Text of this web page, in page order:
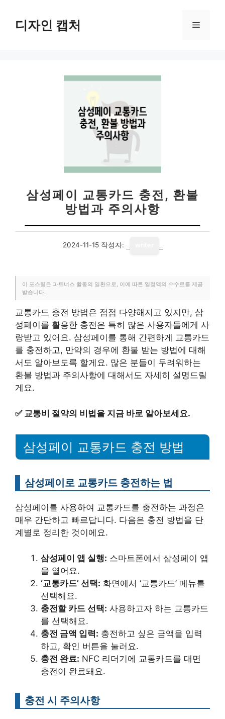
디자인 캡처 메
삼성페이 교통카드 충전, 환불
방법과 주의사항
2024-11-15 작성자:
이 포스팅은 파트너스 활동의 일환으로, 이에 따른 일정액의 수수료를 제공
받습니다.
교통카드 충전 방법은 점점 다양해지고 있지만, 삼
성페이를 활용한 충전은 특히 많은 사용자들에게 사
랑받고 있어요. 삼성페이를 통해 간편하게 교통카드
를 충전하고, 만약의 경우에 환불 받는 방법에 대해
서도 알아보도록 할게요. 많은 분들이 두려워하는
환불 방법과 주의사항에 대해서도 자세히 설명드릴
게요.
✅ 교통비 절약의 비법을 지금 바로 알아보세요.
삼성페이 교통카드 충전 방법
삼성페이로 교통카드 충전하는 법
삼성페이를 사용하여 교통카드를 충전하는 과정은
매우 간단하고 빠르답니다. 다음은 충전 방법을 단
계별로 정리한 것이에요.
삼성페이 앱 실행: 스마트폰에서 삼성페이 앱
을 열어요.
‘교통카드’ 선택: 화면에서 ‘교통카드’ 메뉴를
선택해요.
충전할 카드 선택: 사용하고자 하는 교통카드
를 선택해요.
충전 금액 입력: 충전하고 싶은 금액을 입력
하고, 확인 버튼을 눌러요.
충전 완료: NFC 리더기에 교통카드를 대면
충전이 완료돼요.
충전 시 주의사항